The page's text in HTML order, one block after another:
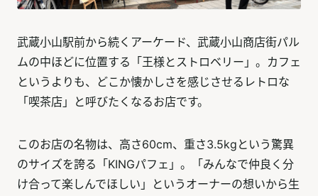
武蔵小山駅前から続くアーケード、武蔵小山商店街パル
ムの中ほどに位置する「王様とストロベリー」。カフェ
というよりも、どこか懐かしさを感じさせるレトロな
「喫茶店」と呼びたくなるお店です。
このお店の名物は、高さ60cm、重さ3.5kgという驚異
のサイズを誇る「KINGパフェ」。「みんなで仲良く分
け合って楽しんでほしい」というオーナーの想いから生